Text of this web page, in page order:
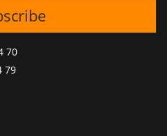
70
79